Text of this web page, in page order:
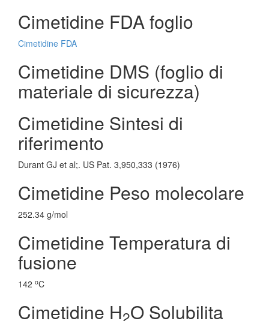
Cimetidine FDA foglio
Cimetidine FDA
Cimetidine DMS (foglio di
materiale di sicurezza)
Cimetidine Sintesi di
riferimento
Durant GJ et al;. US Pat. 3,950,333 (1976)
Cimetidine Peso molecolare
252.34 g/mol
Cimetidine Temperatura di
fusione
142 oC
Cimetidine H2O Solubilita